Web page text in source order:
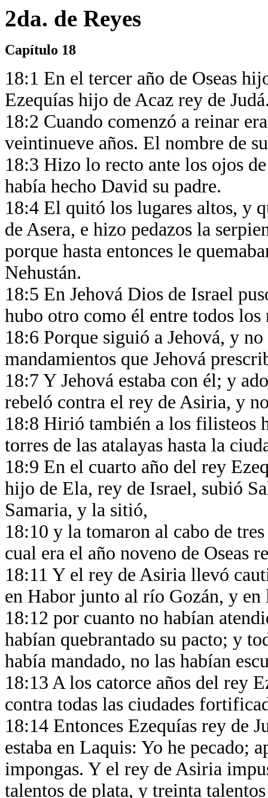
2da. de Reyes
Capítulo 18
18:1 En el tercer año de Oseas
Ezequías hijo de Acaz rey de
18:2 Cuando comenzó a reinar
veintinueve años. El nombre de
18:3 Hizo lo recto ante los ojos
había hecho David su padre.
18:4 El quitó los lugares altos, y
de Asera, e hizo pedazos la
porque hasta entonces le
Nehustán.
18:5 En Jehová Dios de Israel
hubo otro como él entre todos los
18:6 Porque siguió a Jehová, y
mandamientos que Jehová
18:7 Y Jehová estaba con él; y
rebeló contra el rey de Asiria, y
18:8 Hirió también a los filisteos
torres de las atalayas hasta la
18:9 En el cuarto año del rey
hijo de Ela, rey de Israel, subió
Samaria, y la sitió,
18:10 y la tomaron al cabo de
cual era el año noveno de Oseas
18:11 Y el rey de Asiria llevó
en Habor junto al río Gozán, y en
18:12 por cuanto no habían
habían quebrantado su pacto; y
había mandado, no las habían
18:13 A los catorce años del rey
contra todas las ciudades
18:14 Entonces Ezequías rey de
estaba en Laquis: Yo he pecado;
impongas. Y el rey de Asiria
talentos de plata, y treinta